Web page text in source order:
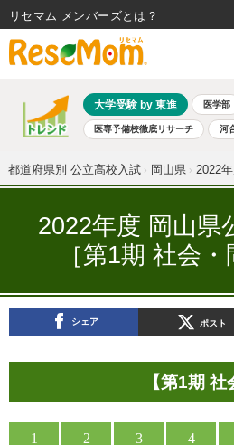
大学受験 by 東進 医学部
医専予備校徹底リサーチ 河
共通テスト 夏休み 8月開催学校説明会
自由研究教材（小学生向け） 自由研究教材
都道府県別 公立高校入試 岡山県 2022
2022年度 岡山県
［第1期 社会
シェア ポスト
【第1期 社
リセマム メンバーズ